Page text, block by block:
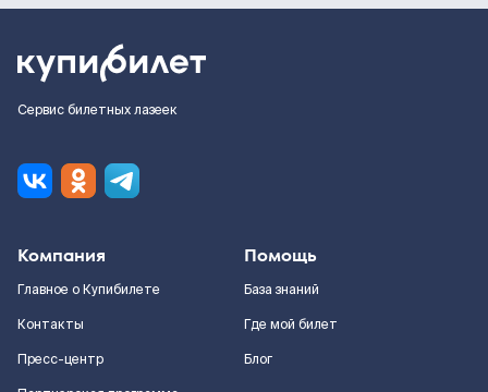
Сервис билетных лазеек
Компания
Главное о Купибилете
Контакты
Пресс-центр
Помощь
База знаний
Где мой билет
Блог